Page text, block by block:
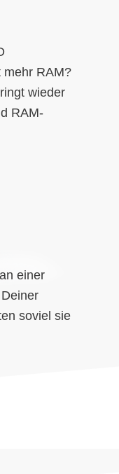
mehr RAM?
wieder
RAM-
einer
soviel sie